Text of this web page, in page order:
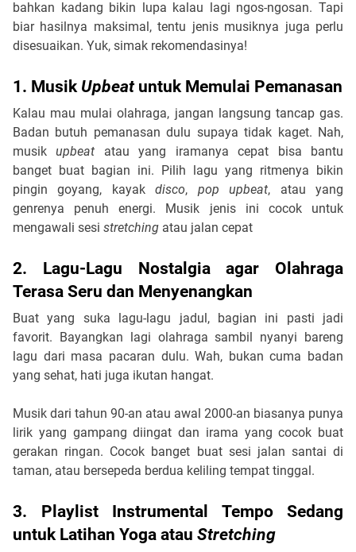
bahkan kadang bikin lupa kalau lagi ngos-ngosan. Tapi
biar hasilnya maksimal, tentu jenis musiknya juga perlu
disesuaikan. Yuk, simak rekomendasinya!
1. Musik Upbeatuntuk Memulai Pemanasan
Kalau mau mulai olahraga, jangan langsung tancap gas.
Badan butuh pemanasan dulu supaya tidak kaget. Nah,
musik upbeat atau yang iramanya cepat bisa bantu
banget buat bagian ini. Pilih lagu yang ritmenya bikin
pingin goyang, kayakdisco, pop upbeat, atau yang
genrenya penuh energi. Musik jenis ini cocok untuk
mengawali sesi stretching atau jalan cepat
2. Lagu-Lagu Nostalgia agar Olahraga
Terasa Seru dan Menyenangkan
Buat yang suka lagu-lagu jadul, bagian ini pasti jadi
favorit. Bayangkan lagi olahraga sambil nyanyi bareng
lagu dari masa pacaran dulu. Wah, bukan cuma badan
yang sehat, hati juga ikutan hangat.
Musik dari tahun 90-an atau awal 2000-an biasanya punya
lirik yang gampang diingat dan irama yang cocok buat
gerakan ringan. Cocok banget buat sesi jalan santai di
taman, atau bersepeda berdua keliling tempat tinggal.
3. Playlist Instrumental Tempo Sedang
untuk Latihan Yoga atau Stretching